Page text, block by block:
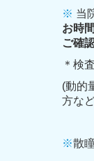
※ 当
お時
ご確
＊検
(動的
方な
※散